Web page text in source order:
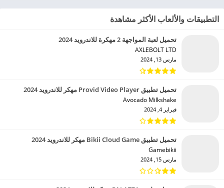
التطبيقات والألعاب الأكثر مشاهدة
تحميل لعبة المواجهة 2 مهكرة للاندرويد 2024
AXLEBOLT LTD‏
مارس 13, 2024
تحميل تطبيق Provid Video Player مهكر للاندرويد 2024
Avocado Milkshake‏
فبراير 4, 2024
تحميل تطبيق Bikii Cloud Game مهكر للاندرويد 2024
Gamebikii‏
مارس 15, 2024